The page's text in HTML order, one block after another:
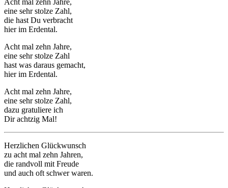
Acht mal zehn Jahre,
eine sehr stolze Zahl,
die hast Du verbracht
hier im Erdental.
Acht mal zehn Jahre,
eine sehr stolze Zahl
hast was daraus gemacht,
hier im Erdental.
Acht mal zehn Jahre,
eine sehr stolze Zahl,
dazu gratuliere ich
Dir achtzig Mal!
Herzlichen Glückwunsch
zu acht mal zehn Jahren,
die randvoll mit Freude
und auch oft schwer waren.